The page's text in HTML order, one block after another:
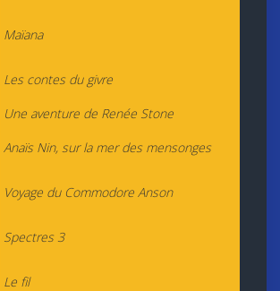
Maïana
Les contes du givre
Une aventure de Renée Stone
Anaïs Nin, sur la mer des mensonges
Voyage du Commodore Anson
Spectres 3
Le fil